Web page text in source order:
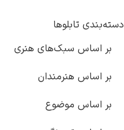
دسته‌بندی تابلوها
بر اساس سبک‌های هنری
بر اساس هنرمندان
بر اساس موضوع